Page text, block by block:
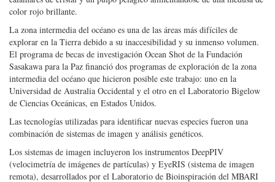
El equipo observó mucha más diversidad y abundancia de organismos de
aguas intermedias de lo que esperaban, dijo Osborn, incluyendo
calamares de cristal y un pulpo pelágico alimentándose de una medusa de
color rojo brillante.
La zona intermedia del océano es una de las áreas más difíciles de
explorar en la Tierra debido a su inaccesibilidad y su inmenso volumen.
El programa de becas de investigación Ocean Shot de la Fundación
Sasakawa para la Paz financió dos programas de exploración de la zona
intermedia del océano que hicieron posible este trabajo: uno en la
Universidad de Australia Occidental y el otro en el Laboratorio Bigelow
de Ciencias Oceánicas, en Estados Unidos.
Las tecnologías utilizadas para identificar nuevas especies fueron una
combinación de sistemas de imagen y análisis genéticos.